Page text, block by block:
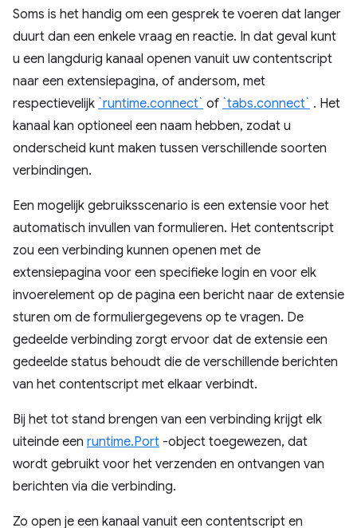
Soms is het handig om een ​​gesprek te voeren dat langer
duurt dan een enkele vraag en reactie. In dat geval kunt
u een langdurig kanaal openen vanuit uw contentscript
naar een extensiepagina, of andersom, met
respectievelijk `runtime.connect` of `tabs.connect` . Het
kanaal kan optioneel een naam hebben, zodat u
onderscheid kunt maken tussen verschillende soorten
verbindingen.
Een mogelijk gebruiksscenario is een extensie voor het
automatisch invullen van formulieren. Het contentscript
zou een verbinding kunnen openen met de
extensiepagina voor een specifieke login en voor elk
invoerelement op de pagina een bericht naar de extensie
sturen om de formuliergegevens op te vragen. De
gedeelde verbinding zorgt ervoor dat de extensie een
gedeelde status behoudt die de verschillende berichten
van het contentscript met elkaar verbindt.
Bij het tot stand brengen van een verbinding krijgt elk
uiteinde een runtime.Port -object toegewezen, dat
wordt gebruikt voor het verzenden en ontvangen van
berichten via die verbinding.
Zo open je een kanaal vanuit een contentscript en